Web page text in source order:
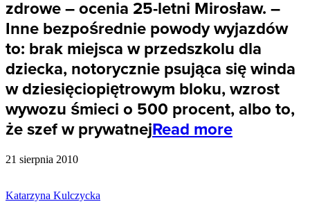
zdrowe – ocenia 25-letni Mirosław. –
Inne bezpośrednie powody wyjazdów
to: brak miejsca w przedszkolu dla
dziecka, notorycznie psująca się winda
w dziesięciopiętrowym bloku, wzrost
wywozu śmieci o 500 procent, albo to,
że szef w prywatnejRead more
21 sierpnia 2010
Katarzyna Kulczycka